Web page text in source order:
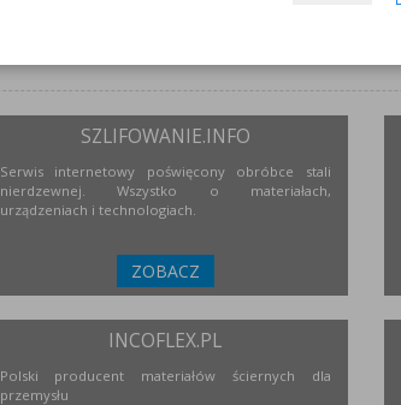
SZLIFOWANIE.INFO
Serwis internetowy poświęcony obróbce stali
nierdzewnej. Wszystko o materiałach,
urządzeniach i technologiach.
ZOBACZ
INCOFLEX.PL
Polski producent materiałów ściernych dla
przemysłu